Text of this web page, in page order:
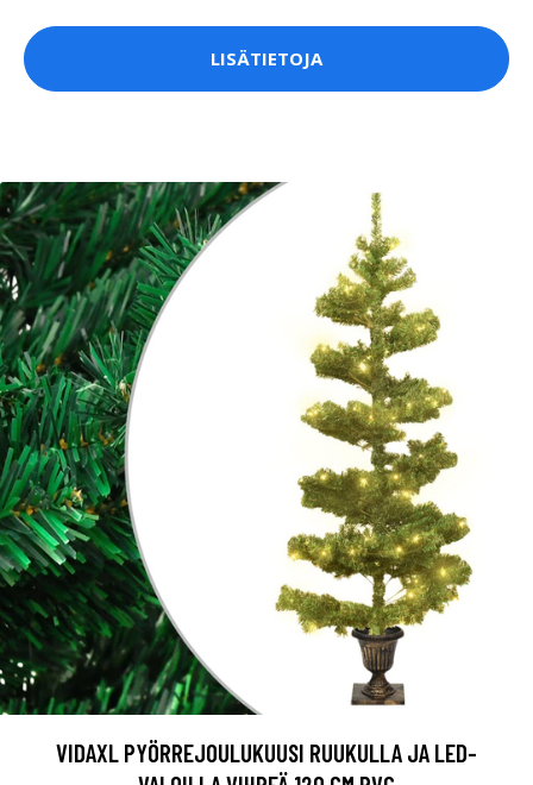
LISÄTIETOJA
VIDAXL PYÖRREJOULUKUUSI RUUKULLA JA LED-